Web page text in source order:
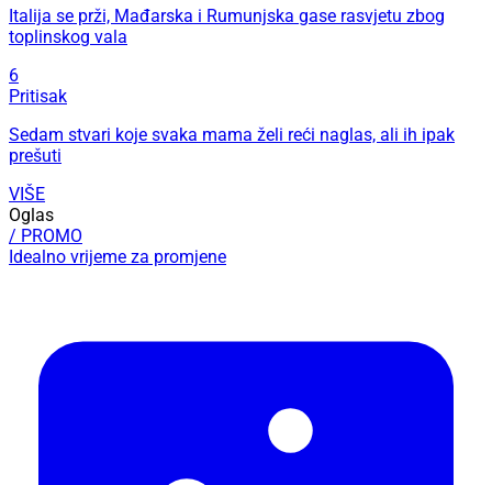
Italija se prži, Mađarska i Rumunjska gase rasvjetu zbog
toplinskog vala
6
Pritisak
Sedam stvari koje svaka mama želi reći naglas, ali ih ipak
prešuti
VIŠE
Oglas
/ PROMO
Idealno vrijeme za promjene